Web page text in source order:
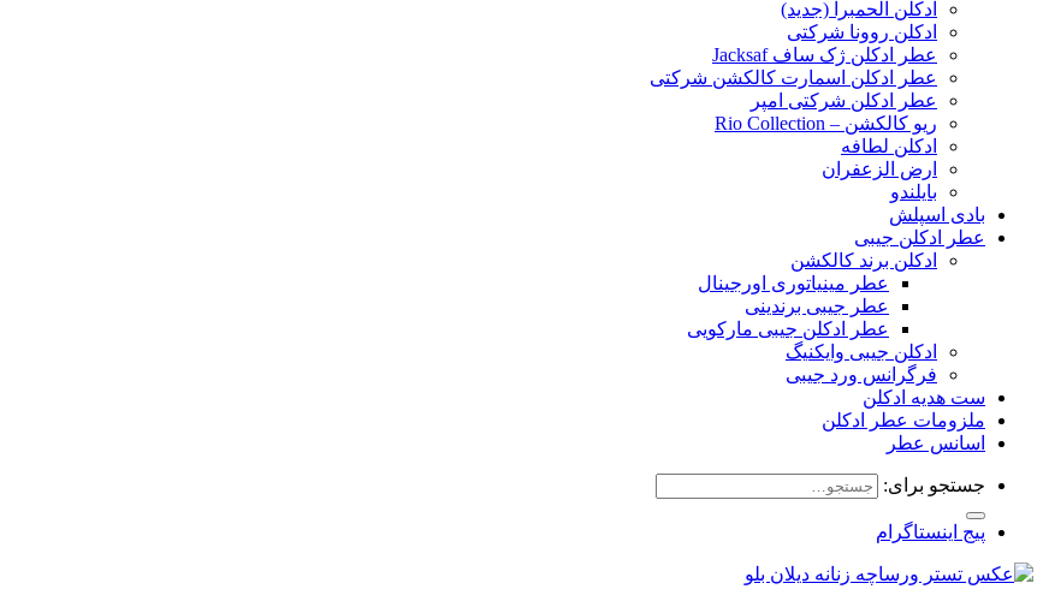
ادکلن الحمبرا (جدید)
ادکلن روونا شرکتی
عطر ادکلن ژک‌ ساف Jacksaf
عطر ادکلن اسمارت کالکشن شرکتی
عطر ادکلن شرکتی امپر
ریو کالکشن – Rio Collection
ادکلن لطافه
ارض الزعفران
بایلندو
بادی اسپلش
عطر ادکلن جیبی
ادکلن برند کالکشن
عطر مینیاتوری اورجینال
عطر جیبی برندینی
عطر ادکلن جیبی مارکویی
ادکلن جیبی وایکنیگ
فرگرانس ورد جیبی
ست هدیه ادکلن
ملزومات عطر ادکلن
اسانس عطر
جستجو برای:
پیج اینستاگرام